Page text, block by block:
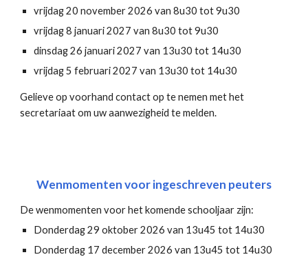
vrijdag 20 november 2026 van 8u30 tot 9u30
vrijdag 8 januari 2027 van 8u30 tot 9u30
dinsdag 26 januari 2027 van 13u30 tot 14u30
vrijdag 5 februari 2027 van 13u30 tot 14u30
Gelieve op voorhand contact op te nemen met het
secretariaat om uw aanwezigheid te melden.
Wenmomenten voor ingeschreven peuters
De wenmomenten voor het komende schooljaar zijn:
Donderdag 29 oktober 2026 van 13u45 tot 14u30
Donderdag 17 december 2026 van 13u45 tot 14u30